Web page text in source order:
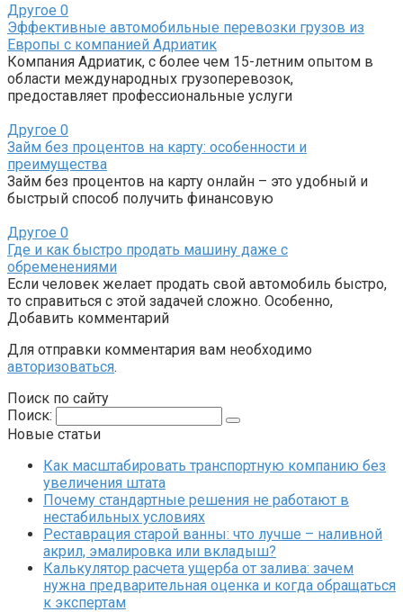
Другое 0
Эффективные автомобильные перевозки грузов из
Европы с компанией Адриатик
Компания Адриатик, с более чем 15-летним опытом в
области международных грузоперевозок,
предоставляет профессиональные услуги
Другое 0
Займ без процентов на карту: особенности и
преимущества
Займ без процентов на карту онлайн – это удобный и
быстрый способ получить финансовую
Другое 0
Где и как быстро продать машину даже с
обременениями
Если человек желает продать свой автомобиль быстро,
то справиться с этой задачей сложно. Особенно,
Добавить комментарий
Для отправки комментария вам необходимо
авторизоваться.
Поиск по сайту
Поиск:
Новые статьи
Как масштабировать транспортную компанию без
увеличения штата
Почему стандартные решения не работают в
нестабильных условиях
Реставрация старой ванны: что лучше – наливной
акрил, эмалировка или вкладыш?
Калькулятор расчета ущерба от залива: зачем
нужна предварительная оценка и когда обращаться
к экспертам